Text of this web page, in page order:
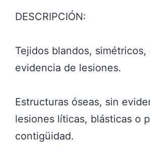
DESCRIPCIÓN:
Tejidos blandos, simétricos,
evidencia de lesiones.
Estructuras óseas, sin
lesiones líticas, blásticas o
contigüidad.